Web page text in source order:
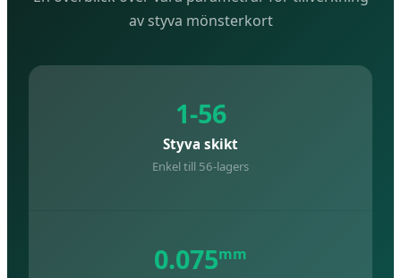
av styva mönsterkort
1-56
Styva skikt
Enkel till 56-lagers
0.075mm